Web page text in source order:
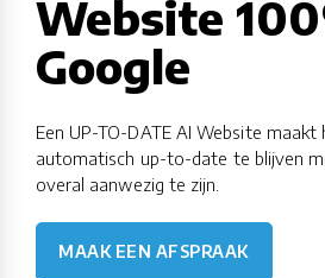
Website
Google
Een UP-TO-DATE AI Website
automatisch up-to-date te blijven
overal aanwezig te zijn.
MAAK EEN AFSPRAAK